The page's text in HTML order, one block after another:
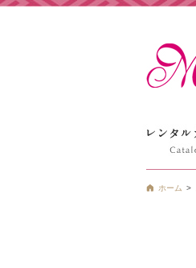
ホーム